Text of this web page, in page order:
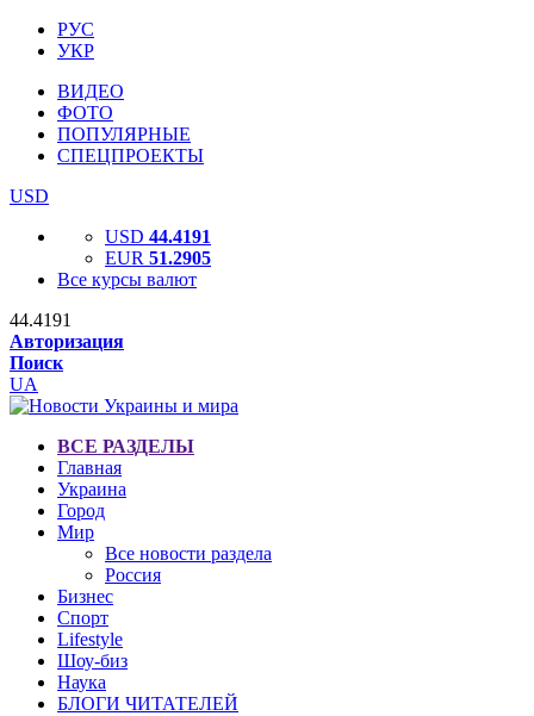
РУС
УКР
ВИДЕО
ФОТО
ПОПУЛЯРНЫЕ
СПЕЦПРОЕКТЫ
USD
USD 44.4191
EUR 51.2905
Все курсы валют
44.4191
Авторизация
Поиск
UA
ВСЕ РАЗДЕЛЫ
Главная
Украина
Город
Мир
Все новости раздела
Россия
Бизнес
Спорт
Lifestyle
Шоу-биз
Наука
БЛОГИ ЧИТАТЕЛЕЙ